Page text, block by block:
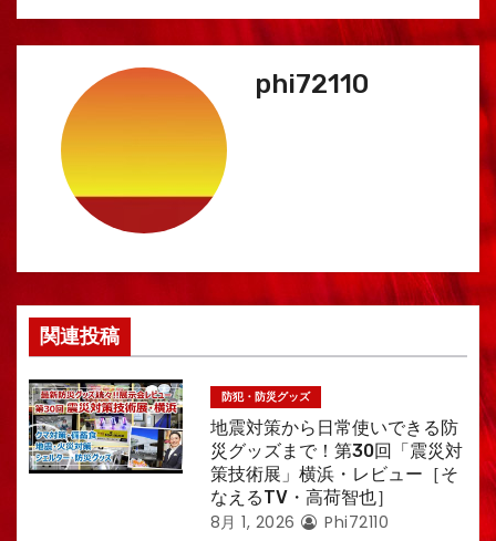
ゲ
シ
ョ
phi72110
関連投稿
防犯・防災グッズ
地震対策から日常使いできる防
災グッズまで！第30回「震災対
策技術展」横浜・レビュー［そ
なえるTV・高荷智也］
8月 1, 2026 Phi72110